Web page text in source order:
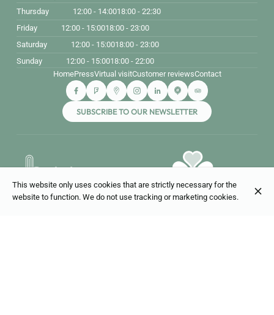
Thursday
12:00 - 14:0018:00 - 22:30
Friday
12:00 - 15:0018:00 - 23:00
Saturday
12:00 - 15:0018:00 - 23:00
Sunday
12:00 - 15:0018:00 - 22:00
HomePressVirtual visitCustomer reviewsContact
SUBSCRIBE TO OUR NEWSLETTER
This website only uses cookies that are strictly necessary for the
website to function. We do not use tracking or marketing cookies.